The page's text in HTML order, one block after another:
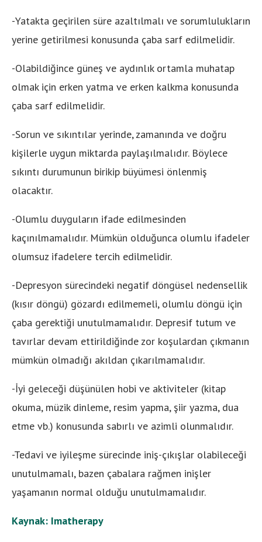
-Yatakta geçirilen süre azaltılmalı ve sorumlulukların
yerine getirilmesi konusunda çaba sarf edilmelidir.
-Olabildiğince güneş ve aydınlık ortamla muhatap
olmak için erken yatma ve erken kalkma konusunda
çaba sarf edilmelidir.
-Sorun ve sıkıntılar yerinde, zamanında ve doğru
kişilerle uygun miktarda paylaşılmalıdır. Böylece
sıkıntı durumunun birikip büyümesi önlenmiş
olacaktır.
-Olumlu duyguların ifade edilmesinden
kaçınılmamalıdır. Mümkün olduğunca olumlu ifadeler
olumsuz ifadelere tercih edilmelidir.
-Depresyon sürecindeki negatif döngüsel nedensellik
(kısır döngü) gözardı edilmemeli, olumlu döngü için
çaba gerektiği unutulmamalıdır. Depresif tutum ve
tavırlar devam ettirildiğinde zor koşulardan çıkmanın
mümkün olmadığı akıldan çıkarılmamalıdır.
-İyi geleceği düşünülen hobi ve aktiviteler (kitap
okuma, müzik dinleme, resim yapma, şiir yazma, dua
etme vb.) konusunda sabırlı ve azimli olunmalıdır.
-Tedavi ve iyileşme sürecinde iniş-çıkışlar olabileceği
unutulmamalı, bazen çabalara rağmen inişler
yaşamanın normal olduğu unutulmamalıdır.
Kaynak: Imatherapy